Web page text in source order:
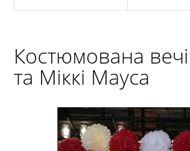
Костюмована
та Міккі Мауса